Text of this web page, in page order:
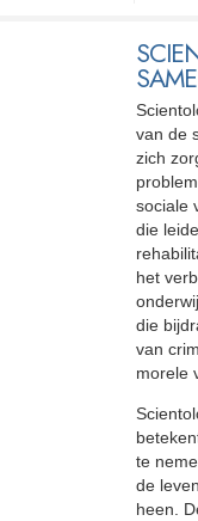
van de
zich
sociale
die
het
die
van
morele
te
de
heen.